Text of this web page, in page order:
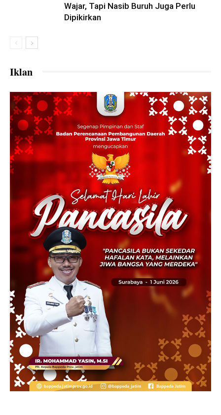
Wajar, Tapi Nasib Buruh Juga Perlu
Dipikirkan
Iklan